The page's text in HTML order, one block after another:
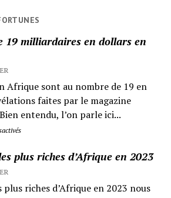
19 milliardaires en dollars en
Afrique sont au nombre de 19 en
faites par le magazine
entendu, l’on parle ici...
plus riches d’Afrique en 2023
plus riches d’Afrique en 2023 nous